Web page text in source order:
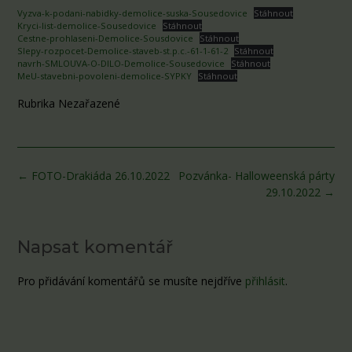
Vyzva-k-podani-nabidky-demolice-suska-Sousedovice
Stáhnout
Kryci-list-demolice-Sousedovice
Stáhnout
Cestne-prohlaseni-Demolice-Sousdovice
Stáhnout
Slepy-rozpocet-Demolice-staveb-st.p.c.-61-1-61-2 Stáhnout
navrh-SMLOUVA-O-DILO-Demolice-Sousedovice
Stáhnout
MeU-stavebni-povoleni-demolice-SYPKY
Stáhnout
Rubrika Nezařazené
Post
Pozvánka- Halloweenská párty
29.10.2022 →
← FOTO-Drakiáda 26.10.2022
Napsat komentář
Pro přidávání komentářů se musíte nejdříve přihlásit.